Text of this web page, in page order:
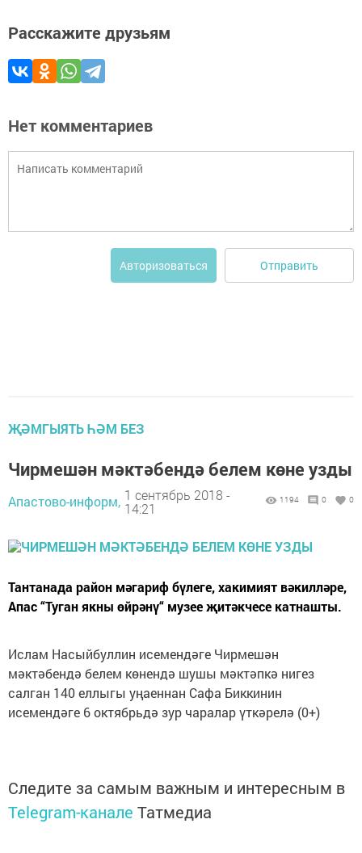
Расскажите друзьям
Нет комментариев
Авторизоваться Отправить
ҖӘМГЫЯТЬ ҺӘМ БЕЗ
Чирмешән мәктәбендә белем көне узды
Апастово-информ, 1 сентябрь 2018 -
14:21
1194 0 0
Тантанада район мәгариф бүлеге, хакимият вәкилләре,
Апас “Туган якны өйрәнү“ музее җитәкчесе катнашты.
Ислам Насыйбуллин исемендәге Чирмешән
мәктәбендә белем көнендә шушы мәктәпкә нигез
салган 140 еллыгы уңаеннан Сафа Биккинин
исемендәге 6 октябрьдә зур чаралар үткәрелә (0+)
Следите за самым важным и интересным в
Telegram-канале Татмедиа